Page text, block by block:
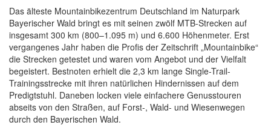
Das älteste Mountainbikezentrum Deutschland im Naturpark
Bayerischer Wald bringt es mit seinen zwölf MTB-Strecken auf
insgesamt 300 km (800–1.095 m) und 6.600 Höhenmeter. Erst
vergangenes Jahr haben die Profis der Zeitschrift „Mountainbike“
die Strecken getestet und waren vom Angebot und der Vielfalt
begeistert. Bestnoten erhielt die 2,3 km lange Single-Trail-
Trainingsstrecke mit ihren natürlichen Hindernissen auf dem
Predigtstuhl. Daneben locken viele einfachere Genusstouren
abseits von den Straßen, auf Forst-, Wald- und Wiesenwegen
durch den Bayerischen Wald.